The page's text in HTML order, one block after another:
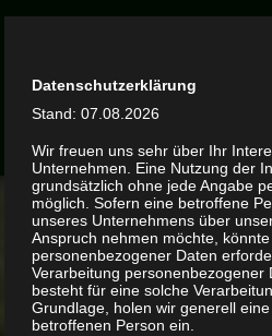
Zum
Sumpfschildkrötenarten
Kategorie:
Die richtige
Datenschutzerklärung
Stand: 07.08.2026
Wir freuen uns sehr über Ihr
Unternehmen. Eine Nutzung der
grundsätzlich ohne jede Angabe
möglich. Sofern eine betroffene
unseres Unternehmens über
Anspruch nehmen möchte,
personenbezogener Daten
Verarbeitung personenbezogener
besteht für eine solche
Grundlage, holen wir generell
betroffenen Person ein.